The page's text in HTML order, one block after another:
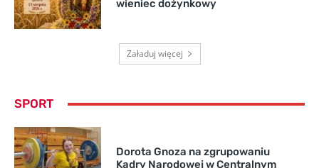
wieniec dożynkowy
Załaduj więcej
SPORT
Dorota Gnoza na zgrupowaniu
Kadry Narodowej w Centralnym